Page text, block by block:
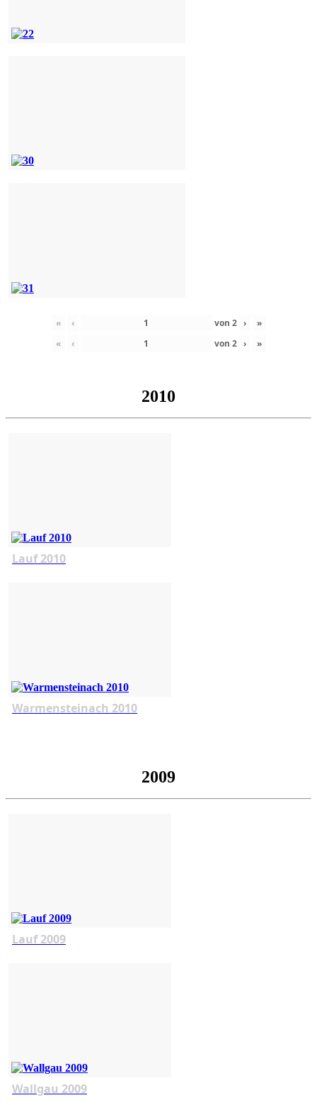
« ‹ von 2 ›
»
«
‹ von 2 › »
2010
Lauf 2010
Warmensteinach 2010
2009
Lauf 2009
Wallgau 2009